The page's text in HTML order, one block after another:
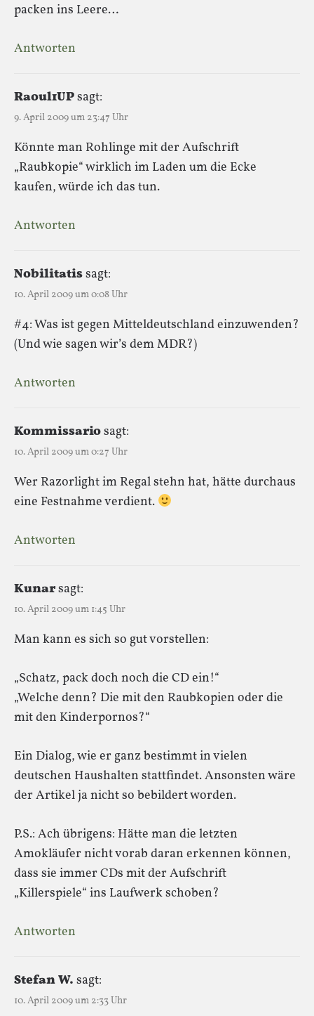
packen ins Leere…
Antworten
Raoul1UPsagt:
9. April 2009 um 23:47 Uhr
Könnte man Rohlinge mit der Aufschrift
„Raubkopie“ wirklich im Laden um die Ecke
kaufen, würde ich das tun.
Antworten
Nobilitatissagt:
10. April 2009 um 0:08 Uhr
#4: Was ist gegen Mitteldeutschland einzuwenden?
(Und wie sagen wir’s dem MDR?)
Antworten
Kommissariosagt:
10. April 2009 um 0:27 Uhr
Wer Razorlight im Regal stehn hat, hätte durchaus
eine Festnahme verdient.
Antworten
Kunarsagt:
10. April 2009 um 1:45 Uhr
Man kann es sich so gut vorstellen:
„Schatz, pack doch noch die CD ein!“
„Welche denn? Die mit den Raubkopien oder die
mit den Kinderpornos?“
Ein Dialog, wie er ganz bestimmt in vielen
deutschen Haushalten stattfindet. Ansonsten wäre
der Artikel ja nicht so bebildert worden.
P.S.: Ach übrigens: Hätte man die letzten
Amokläufer nicht vorab daran erkennen können,
dass sie immer CDs mit der Aufschrift
„Killerspiele“ ins Laufwerk schoben?
Antworten
Stefan W. sagt:
10. April 2009 um 2:33 Uhr